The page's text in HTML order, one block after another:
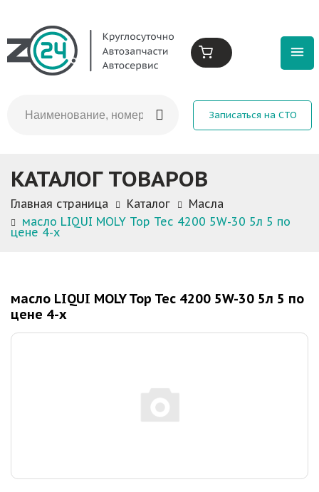
Записаться на СТО
КАТАЛОГ ТОВАРОВ
Главная страница Каталог
Масла
масло LIQUI MOLY Top Tec 4200 5W-30 5л 5 по
цене 4-х
масло LIQUI MOLY Top Tec 4200 5W-30 5л 5 по
цене 4-х